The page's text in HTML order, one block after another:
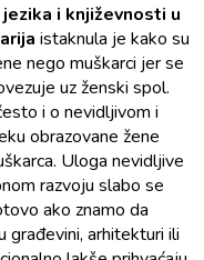
i književnosti u
istaknula je kako su
nego muškarci jer se
uz ženski spol.
i o nevidljivom i
obrazovane žene
Uloga nevidljive
razvoju slabo se
ako znamo da
građevini, arhitekturi ili